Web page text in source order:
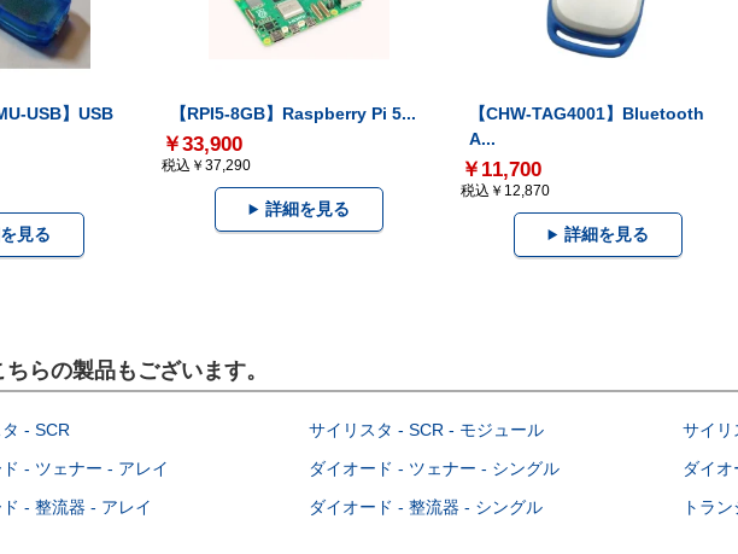
USB】USB
見る
【RPI5-8GB】Raspberry Pi 5...
￥33,900
税込￥37,290
詳細を見る
【CHW-TAG4001】Bluetooth
A...
￥11,700
税込￥12,870
詳細を見る
らの製品もございます。
- SCR サイリスタ - SCR - モジュール
サイリ
- ツェナー - アレイ ダイオード - ツェナー - シングル
ダイ
- 整流器 - アレイ ダイオード - 整流器 - シングル トラ